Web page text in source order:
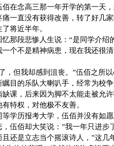
念高三那一年开学的第一天，
痛一直没有获得改善，转了好几
将近半年。
段悲惨人生说：“是同学介绍
一个不是精神病患，现在我还很
但我却感到沮丧。”伍佰之所以
瞩目的乐队大喇叭手，经常为校
缺课，后来因为脚不太能走被允
特权，对他极不友善。
历报考大学，伍佰并没有如愿
，伍佰却大笑说：”我一年只进
且还是立志当个摇滚诗人，”这